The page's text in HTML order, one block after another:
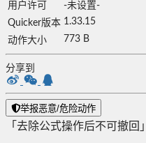
用户许可
-未设置-
Quicker版本 1.33.15
动作大小
773 B
分享到
举报恶意/危险动作
「去除公式操作后不可撤回」